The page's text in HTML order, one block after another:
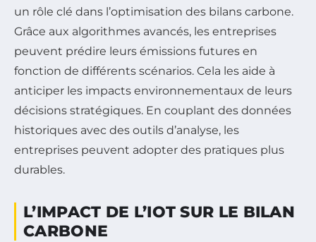
un rôle clé dans l’optimisation des bilans carbone.
Grâce aux algorithmes avancés, les entreprises
peuvent prédire leurs émissions futures en
fonction de différents scénarios. Cela les aide à
anticiper les impacts environnementaux de leurs
décisions stratégiques. En couplant des données
historiques avec des outils d’analyse, les
entreprises peuvent adopter des pratiques plus
durables.
L’IMPACT DE L’IOT SUR LE BILAN
CARBONE